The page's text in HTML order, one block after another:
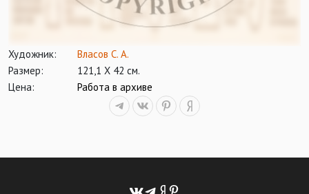
Художник:
Власов С. А.
Размер:
121,1 Х 42 см.
Цена:
Работа в архиве